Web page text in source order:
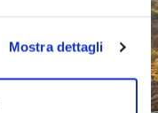
Mostra dettagli